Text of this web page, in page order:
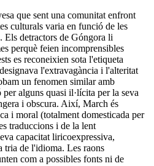
que sent una comunitat enfront
culturals varia en funció de les
Els detractors de Góngora li
perquè feien incomprensibles
es reconeixien sota l'etiqueta
l'extravagància i l'alteritat
un fenomen similar amb
alguns quasi il·lícita per la seva
i obscura. Així, March és
i moral (totalment domesticada per
traduccions i de la lent
capacitat liricoexpressiva,
tria de l'idioma. Les raons
com a possibles fonts ni de